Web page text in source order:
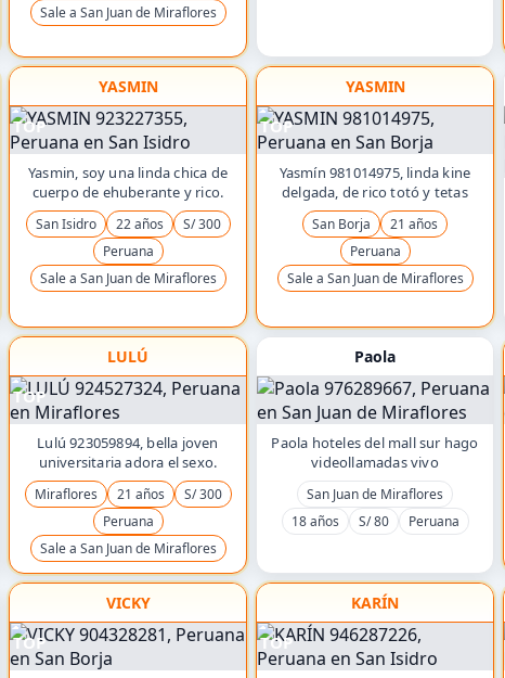
Sale a San Juan de Miraflores
YASMIN
TOP
Yasmin, soy una linda chica de
cuerpo de ehuberante y rico.
San Isidro 22 años
S/ 300
Peruana
Sale a San Juan de Miraflores
YASMIN
TOP
Yasmín 981014975, linda kine
delgada, de rico totó y tetas
San Borja
21 años
Peruana
Sale a San Juan de Miraflores
LULÚ
TOP
Lulú 923059894, bella joven
universitaria adora el sexo.
Miraflores 21 años
S/ 300
Peruana
Sale a San Juan de Miraflores
Paola
Paola hoteles del mall sur hago
videollamadas vivo
San Juan de Miraflores
18 años
S/ 80 Peruana
VICKY
TOP
KARÍN
TOP